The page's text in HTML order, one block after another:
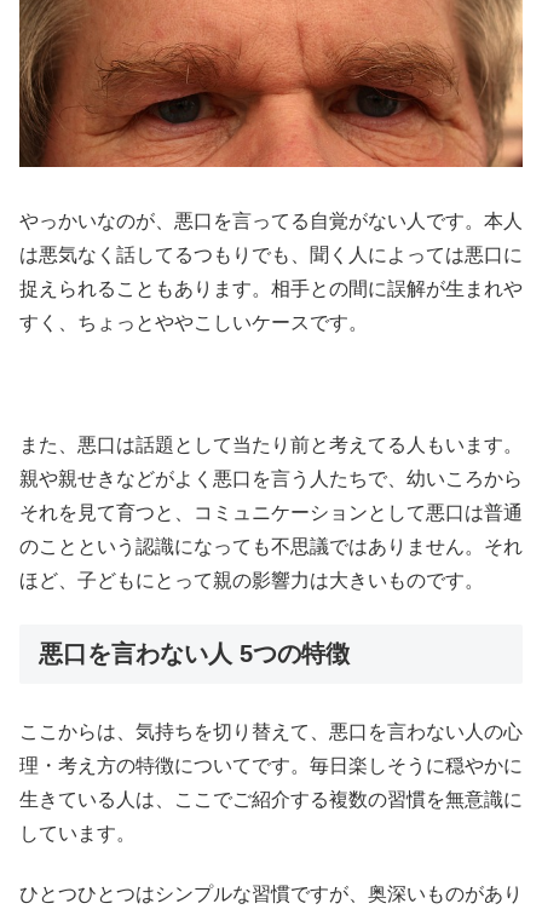
やっかいなのが、悪口を言ってる自覚がない人です。本人
は悪気なく話してるつもりでも、聞く人によっては悪口に
捉えられることもあります。相手との間に誤解が生まれや
すく、ちょっとややこしいケースです。
また、悪口は話題として当たり前と考えてる人もいます。
親や親せきなどがよく悪口を言う人たちで、幼いころから
それを見て育つと、コミュニケーションとして悪口は普通
のことという認識になっても不思議ではありません。それ
ほど、子どもにとって親の影響力は大きいものです。
悪口を言わない人 5つの特徴
ここからは、気持ちを切り替えて、悪口を言わない人の心
理・考え方の特徴についてです。毎日楽しそうに穏やかに
生きている人は、ここでご紹介する複数の習慣を無意識に
しています。
ひとつひとつはシンプルな習慣ですが、奥深いものがあり